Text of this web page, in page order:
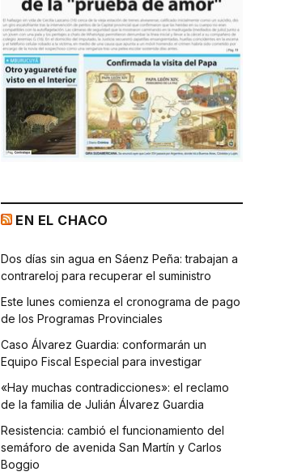
EN EL CHACO
Dos días sin agua en Sáenz Peña: trabajan a
contrareloj para recuperar el suministro
Este lunes comienza el cronograma de pago
de los Programas Provinciales
Caso Álvarez Guardia: conformarán un
Equipo Fiscal Especial para investigar
«Hay muchas contradicciones»: el reclamo
de la familia de Julián Álvarez Guardia
Resistencia: cambió el funcionamiento del
semáforo de avenida San Martín y Carlos
Boggio